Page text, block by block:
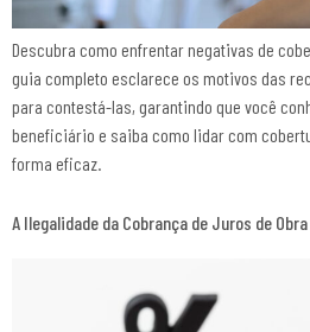
Descubra como enfrentar negativas de
guia completo esclarece os motivos das
para contestá-las, garantindo que você
beneficiário e saiba como lidar com
forma eficaz.
A Ilegalidade da Cobrança de Juros de